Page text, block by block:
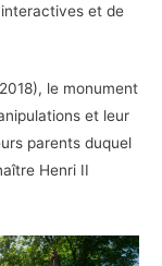
et de
le monument
et leur
parents duquel
Henri II